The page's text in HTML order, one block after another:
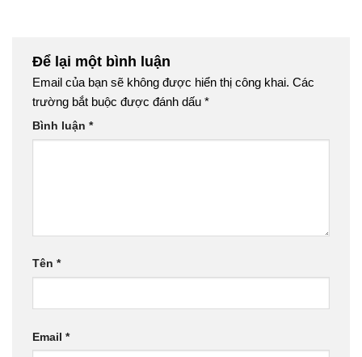
Để lại một bình luận
Email của bạn sẽ không được hiển thị công khai. Các
trường bắt buộc được đánh dấu *
Bình luận *
Tên *
Email *